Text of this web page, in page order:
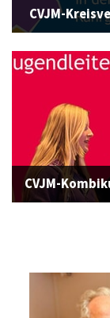
CVJM-
CVJM-